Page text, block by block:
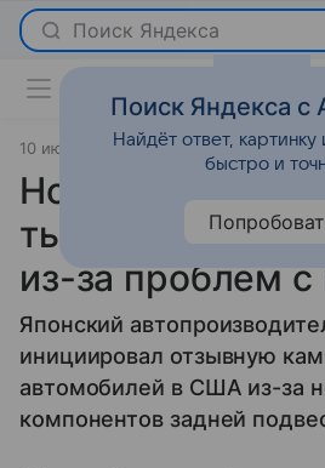
Поиск Яндекса
10 июня 2026 источник: Известия -
Honda отзовет
тыс.
из-за проблем с
Японский
инициировал отзывную
автомобилей в США из-за
компонентов задней
Поиск Яндекса с
Найдёт ответ,
быстро и